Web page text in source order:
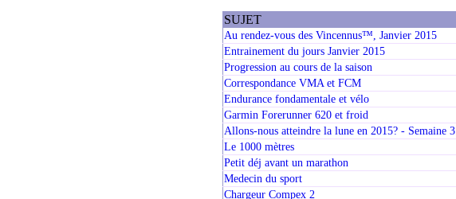
SUJET
Au rendez-vous des Vincennus™, Janvier 2015
Entrainement du jours Janvier 2015
Progression au cours de la saison
Correspondance VMA et FCM
Endurance fondamentale et vélo
Garmin Forerunner 620 et froid
Allons-nous atteindre la lune en 2015? - Semaine 3
Le 1000 mètres
Petit déj avant un marathon
Medecin du sport
Chargeur Compex 2